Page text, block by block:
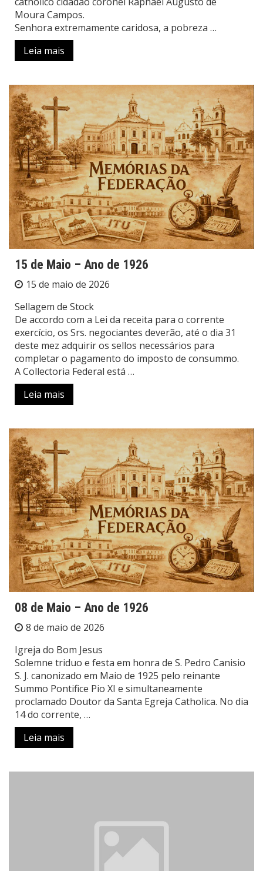
Moura Campos.
Senhora extremamente caridosa, a pobreza …
Leia mais
15 de Maio – Ano de 1926
15 de maio de 2026
Sellagem de Stock
De accordo com a Lei da receita para o corrente
exercício, os Srs. negociantes deverão, até o dia 31
deste mez adquirir os sellos necessários para
completar o pagamento do imposto de consummo.
A Collectoria Federal está …
Leia mais
08 de Maio – Ano de 1926
8 de maio de 2026
Igreja do Bom Jesus
Solemne triduo e festa em honra de S. Pedro Canisio
S. J. canonizado em Maio de 1925 pelo reinante
Summo Pontifice Pio XI e simultaneamente
proclamado Doutor da Santa Egreja Catholica. No dia
14 do corrente, …
Leia mais